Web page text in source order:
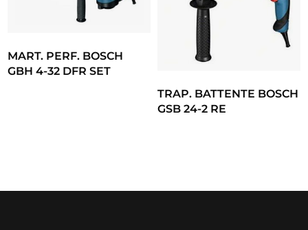
MART. PERF. BOSCH
GBH 4-32 DFR SET
TRAP. BATTENTE BOSCH
GSB 24-2 RE